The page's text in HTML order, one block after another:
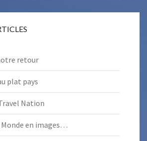
retour
plat pays
Nation
en images…